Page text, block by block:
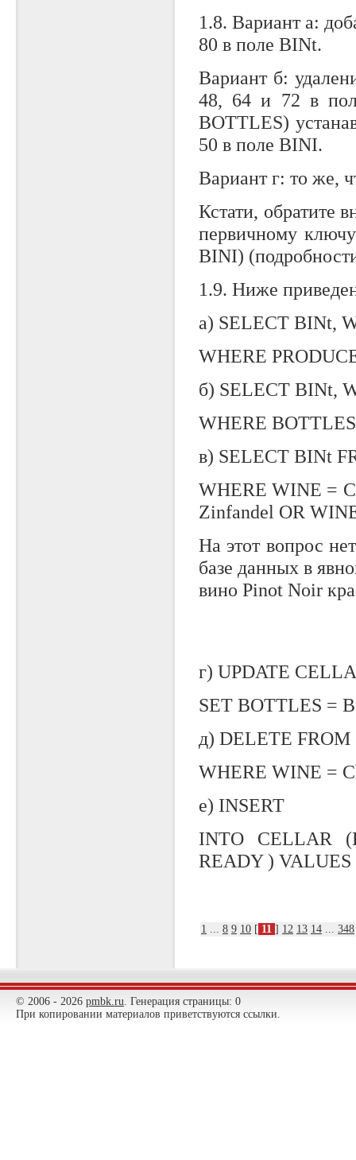
1.8. Вариант а:
80 в поле BINt.
Вариант б:
48, 64 и 72 в
BOTTLES)
50 в поле BINI.
Вариант г: то же,
Кстати, обратите
первичному
BINI)
1.9. Ниже
а) SELECT BINt,
WHERE
б) SELECT BINt,
WHERE
в) SELECT BINt
WHERE WINE =
Zinfandel OR
Ha этот вопрос
базе данных в
вино Pinot Noir
г) UPDATE
SET BOTTLES =
д) DELETE
WHERE WINE =
е) INSERT
INTO CELLAR
READY ) VALUES
1 ... 8 9 10 [ 11 ] 12 13 14 ... 348
© 2006 - 2026 pmbk.ru. Генерация страницы: 0
При копировании материалов приветствуются ссылки.